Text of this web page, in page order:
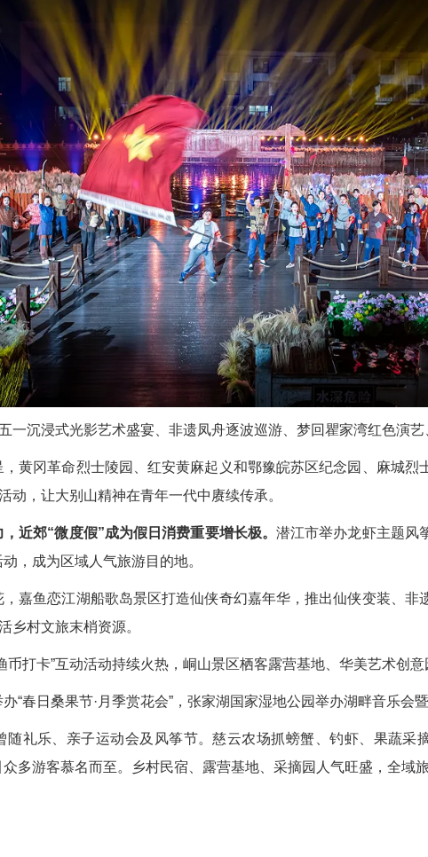
沉浸式光影艺术盛宴、非遗凤舟逐波巡游、梦回瞿家湾红色演
黄冈革命烈士陵园、红安黄麻起义和鄂豫皖苏区纪念园、麻城
动，让大别山精神在青年一代中赓续传承。
近郊“微度假”成为假日消费重要增长极。 潜江市举办龙虾主题风
，成为区域人气旅游目的地。
嘉鱼恋江湖船歌岛景区打造仙侠奇幻嘉年华，推出仙侠变装、
乡村文旅末梢资源。
币打卡”互动活动持续火热，峒山景区栖客露营基地、华美艺术创
“春日桑果节·月季赏花会”，张家湖国家湿地公园举办湖畔音乐会暨
随礼乐、亲子运动会及风筝节。慈云农场抓螃蟹、钓虾、果蔬采
多游客慕名而至。乡村民宿、露营基地、采摘园人气旺盛，全域